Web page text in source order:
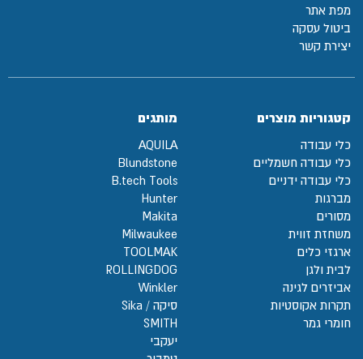
מפת אתר
ביטול עסקה
יצירת קשר
קטגוריות מוצרים
כלי עבודה
כלי עבודה חשמליים
כלי עבודה ידניים
מברגות
מסורים
משחזת זווית
ארגזי כלים
לבית ולגן
אביזרים לגינה
תקרות אקוסטיות
חומרי גמר
מותגים
AQUILA
Blundstone
B.tech Tools
Hunter
Makita
Milwaukee
TOOLMAK
ROLLINGDOG
Winkler
סיקה / Sika
SMITH
יעקבי